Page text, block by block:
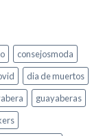
consejosmoda
dia de muertos
guayaberas